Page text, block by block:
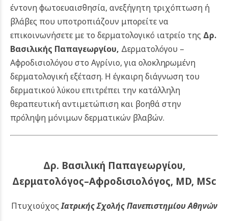
έντονη φωτοευαισθησία, ανεξήγητη τριχόπτωση ή
βλάβες που υποτροπιάζουν μπορείτε να
επικοινωνήσετε με το δερματολογικό ιατρείο της Δρ.
Βασιλικής Παπαγεωργίου, Δερματολόγου –
Αφροδισιολόγου στο Αγρίνιο, για ολοκληρωμένη
δερματολογική εξέταση. Η έγκαιρη διάγνωση του
δερματικού λύκου επιτρέπει την κατάλληλη
θεραπευτική αντιμετώπιση και βοηθά στην
πρόληψη μόνιμων δερματικών βλαβών.
Δρ. Βασιλική Παπαγεωργίου,
Δερματολόγος–Αφροδισιολόγος, MD, MSc
ΠτυχιούχοςΙατρικής Σχολής Πανεπιστημίου Αθηνών